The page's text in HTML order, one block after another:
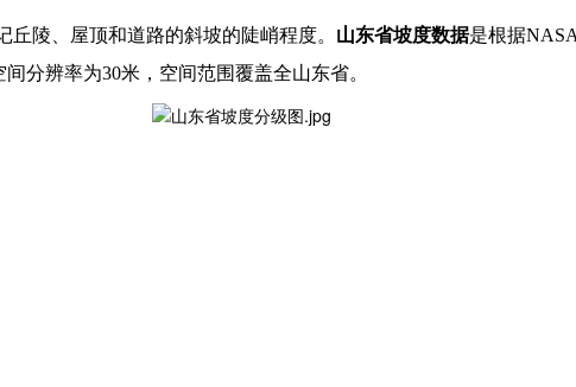
陵、屋顶和道路的斜坡的陡峭程度。 山东省坡度数据是根据
分辨率为30米，空间范围覆盖全山东省。